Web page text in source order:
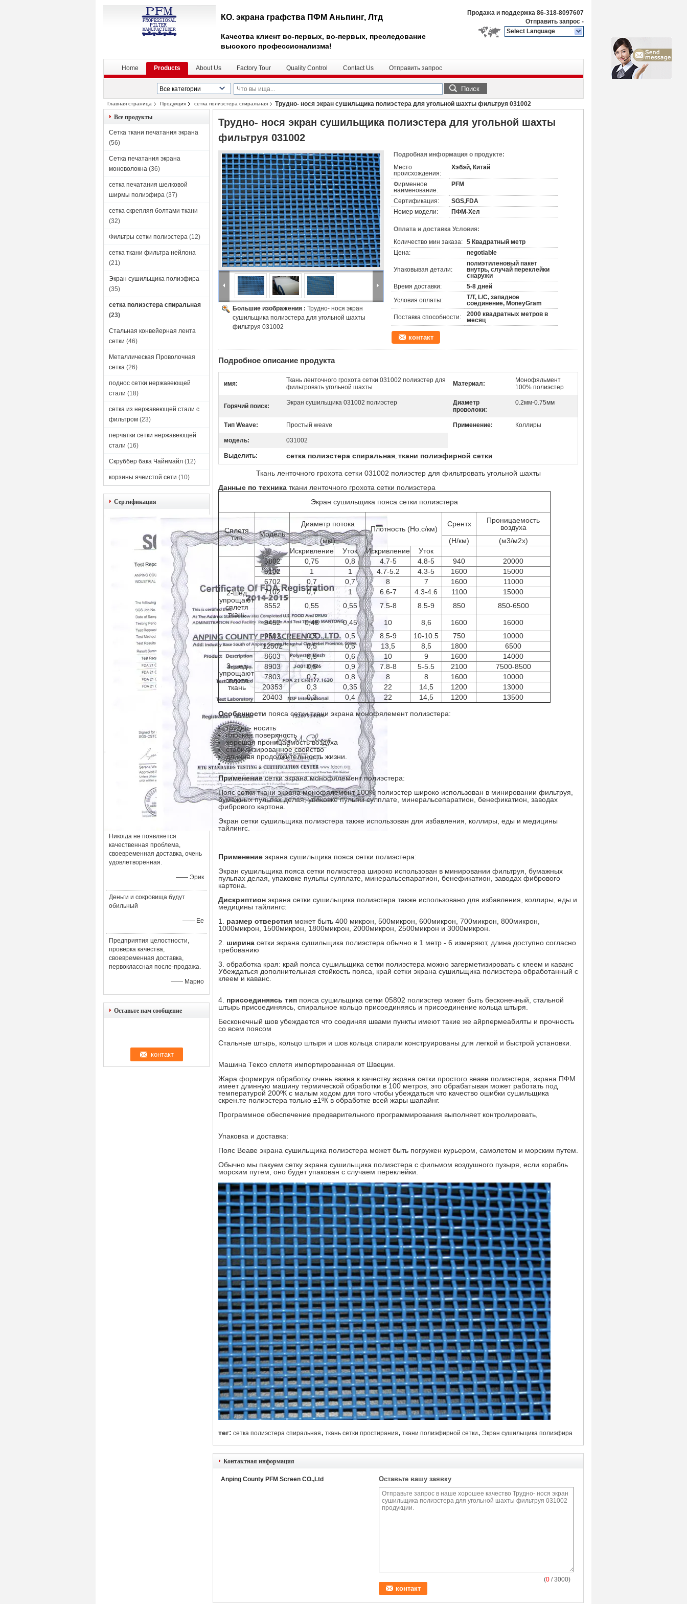
КО. экрана графства ПФМ Аньпинг, Лтд
Качества клиент во-первых, во-первых, преследование
высокого профессионализма!
Продажа и поддержка 86-318-8097607
Отправить запрос -
Select Language
Home Products About Us Factory Tour Quality Control Contact Us Отправить запрос
Поиск
Главная страница Продукция сетка полиэстера спиральная
Трудно- нося экран сушильщика полиэстера для угольной шахты фильтруя 031002
Все продукты
Сетка ткани печатания экрана
(56)
Сетка печатания экрана
моноволокна (36)
сетка печатания шелковой
ширмы полиэфира (37)
сетка скрепляя болтами ткани
(32)
Фильтры сетки полиэстера (12)
сетка ткани фильтра нейлона
(21)
Экран сушильщика полиэфира
(35)
сетка полиэстера спиральная
(23)
Стальная конвейерная лента
сетки (46)
Металлическая Проволочная
сетка (26)
поднос сетки нержавеющей
стали (18)
сетка из нержавеющей стали с
фильтром (23)
перчатки сетки нержавеющей
стали (16)
Скруббер бака Чайнмайл (12)
корзины ячеистой сети (10)
Сертификация
Никогда не появляется
качественная проблема,
своевременная доставка, очень
удовлетворенная.
—— Эрик
Деньги и сокровища будут
обильный
—— Ее
Предприятия целостности,
проверка качества,
своевременная доставка,
первоклассная после-продажа.
—— Марио
Оставьте нам сообщение
Трудно- нося экран сушильщика полиэстера для угольной шахты
фильтруя 031002
Большие изображения : Трудно- нося экран
сушильщика полиэстера для угольной шахты
фильтруя 031002
Подробная информация о продукте:
Место
происхождения:
Хэбэй, Китай
Фирменное
наименование:
PFM
Сертификация:
SGS,FDA
Номер модели:
ПФМ-Хел
Оплата и доставка Условия:
Количество мин заказа: 5 Квадратный метр
Цена:
negotiable
Упаковывая детали:
полиэтиленовый пакет
внутрь, случай переклейки
снаружи
Время доставки:
5-8 дней
Условия оплаты:
T/T, L/C, западное
соединение, MoneyGram
Поставка способности:
2000 квадратных метров в
месяц
контакт
Подробное описание продукта
имя:
Ткань ленточного грохота сетки 031002 полиэстер для
фильтровать угольной шахты
Материал:
Монофяльмент
100% полиэстер
Горячий поиск: Экран сушильщика 031002 полиэстер
Диаметр
проволоки:
0.2мм-0.75мм
Тип Weave: Простый weave Применение: Коллиры
модель: 031002
Выделить: сетка полиэстера спиральная, ткани полиэфирной сетки
Ткань ленточного грохота сетки 031002 полиэстер для фильтровать угольной шахты
Данные по техника ткани ленточного грохота сетки полиэстера
Экран сушильщика пояса сетки полиэстера
Сплетя
тип
Модель
Диаметр потока
Плотность (Но.с/км)
Срентх
Проницаемость
воздуха
(мм)
(Н/км)
(м3/м2х)
Искривление
Уток Искривление Уток
2-шед
упрощают
сплетя
ткань
5802 0,75 0,8 4.7-5 4.8-5 940
20000
5102
1 1 4.7-5.2 4.3-5 1600
15000
6702
0,7 0,7 8 7 1600
11000
7102
0,7 1 6.6-7 4.3-4.6 1100
15000
8552
0,55 0,55 7.5-8 8.5-9 850 850-6500
9452 0,45 0,45 10 8,6 1600
16000
9502
0,5 0,5 8.5-9 10-10.5 750
10000
12502
0,5 0,5 13,5 8,5 1800 6500
3-шед
упрощают
сплетя
ткань
8603 0,5 0,6 10 9 1600
14000
8903
0,9 0,9 7.8-8 5-5.5 2100
7500-8500
7803
0,7 0,8 8 8 1600
10000
20353
0,3 0,35 22 14,5 1200
13000
20403
0,3 0,4 22 14,5 1200
13500
Особенности пояса сетки ткани экрана монофялемент полиэстера:
трудно- носить
плоская поверхность
хорошая проницаемость воздуха
стабилизированное свойство
длинная продолжительность жизни.
Применениесетки экрана монофялемент полиэстера:
Пояс сетки ткани экрана монофялемент 100% полиэстер широко использован в минировании фильтруя,
бумажных пульпах делая, упаковке пульпы сулплате, минеральсепаратион, бенефикатион, заводах
фибрового картона.
Экран сетки сушильщика полиэстера также использован для избавления, коллиры, еды и медицины
тайлингс.
Применение экрана сушильщика пояса сетки полиэстера:
Экран сушильщика пояса сетки полиэстера широко использован в минировании фильтруя, бумажных
пульпах делая, упаковке пульпы сулплате, минеральсепаратион, бенефикатион, заводах фибрового
картона.
Дискриптион экрана сетки сушильщика полиэстера также использовано для избавления, коллиры, еды и
медицины тайлингс:
1. размер отверстия может быть 400 микрон, 500микрон, 600микрон, 700микрон, 800микрон,
1000микрон, 1500микрон, 1800микрон, 2000микрон, 2500микрон и 3000микрон.
2. ширина сетки экрана сушильщика полиэстера обычно в 1 метр - 6 измеряют, длина доступно согласно
требованию
3. обработка края: край пояса сушильщика сетки полиэстера можно загерметизировать с клеем и каванс
Убеждаться дополнительная стойкость пояса, край сетки экрана сушильщика полиэстера обработанный с
клеем и каванс.
4. присоединяясь тип пояса сушильщика сетки 05802 полиэстер может быть бесконечный, стальной
штырь присоединяясь, спиральное кольцо присоединяясь и присоединение кольца штыря.
Бесконечный шов убеждается что соединяя швами пункты имеют такие же айрпермеабилты и прочность
со всем поясом
Стальные штырь, кольцо штыря и шов кольца спирали конструированы для легкой и быстрой установки.
Машина Тексо сплетя импортированная от Швеции.
Жара формируя обработку очень важна к качеству экрана сетки простого веаве полиэстера, экрана ПФМ
имеет длинную машину термической обработки в 100 метров, это обрабатывая может работать под
температурой 200ºК с малым ходом для того чтобы убеждаться что качество ошибки сушильщика
скрен.те полиэстера только ±1ºК в обработке всей жары шапайнг.
Программное обеспечение предварительного программирования выполняет контролировать,
Упаковка и доставка:
Пояс Веаве экрана сушильщика полиэстера может быть погружен курьером, самолетом и морским путем.
Обычно мы пакуем сетку экрана сушильщика полиэстера с фильмом воздушного пузыря, если корабль
морским путем, оно будет упакован с случаем переклейки.
тег: сетка полиэстера спиральная, ткань сетки простирания, ткани полиэфирной сетки, Экран сушильщика полиэфира
Контактная информация
Anping County PFM Screen CO.,Ltd Оставьте вашу заявку
(0 / 3000)